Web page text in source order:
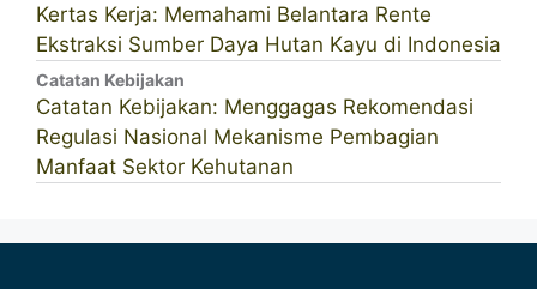
Kertas Kerja: Memahami Belantara Rente
Ekstraksi Sumber Daya Hutan Kayu di Indonesia
Catatan Kebijakan
Catatan Kebijakan: Menggagas Rekomendasi
Regulasi Nasional Mekanisme Pembagian
Manfaat Sektor Kehutanan